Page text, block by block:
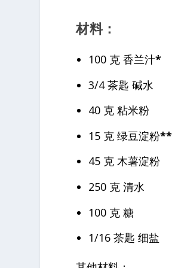
材料：
100 克 香兰汁*
3/4 茶匙 碱水
40 克 粘米粉
15 克 绿豆淀粉**
45 克 木薯淀粉
250 克 清水
100 克 糖
1/16 茶匙 细盐